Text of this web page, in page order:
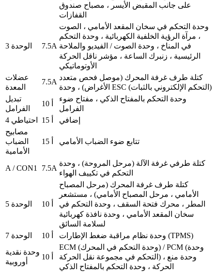
على جانب المقبض الأيسر ، مصباح صندوق
القفازات
الوحدة 3 7.5A
وحدة التحكم في سخان المقعد الأمامي ، الصوت
، مرآة الرؤية الخلفية الكهربائية ، وحدة التحكم
في المناخ ، وحدة الصوت / الفيديو والملاحة
الرئيسية ، زنبرك الساعة ، مؤشر ناقل الحركة
الأوتوماتيكي
عضلات
المعدة
7.5A
كتلة طرف غرفة المحرك (موصل فحص متعدد
الأغراض) ، وحدة ESC (التحكم الإلكتروني بالثبات)
تبديل
الفرامل
وحدة التحكم بالمفتاح الذكي ، مفتاح ضوء
الفرامل
احتياطي 4
إضافي
مصابيح
الضباب
الأمامية
تتابع ضوء الضباب الأمامي
A / CON1 7.5A
كتلة طرفي غرفة الآلة (مرحل المروحة) ، وحدة
التحكم في تكييف الهواء
الوحدة 5
كتلة طرف غرفة المحرك (مرحل المصباح
الأمامي ، مرحل المصباح الأمامي) ، مستشعر
المطر ، محرك فتحة السقف ، وحدة التحكم في
سخان المقعد الأمامي ، وحدة نافذة كهربائية
لسلامة السائق
الوحدة 7
وحدة نظام مراقبة ضغط الإطارات (TPMS)
وحدة نقدية
أوروبية
ECM (وحدة التحكم في المحرك) / PCM (وحدة
التحكم في مجموعة نقل الحركة) ، وحدة منع
الحركة ، وحدة التحكم بالمفتاح الذكي